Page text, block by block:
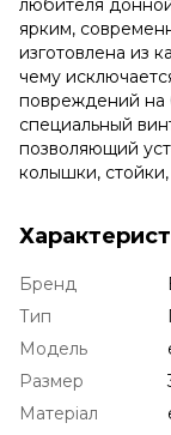
ярким,
изготовлена ​​из
чему
повреждений на
специальный
позволяющий
колышки,
Бренд
Тип
Модель
Размер
Матеріал